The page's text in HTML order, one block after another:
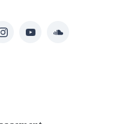
InstagramYouTubeSoundcloud